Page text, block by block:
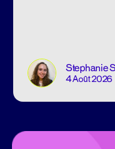
Stephanie
4 Août 2026